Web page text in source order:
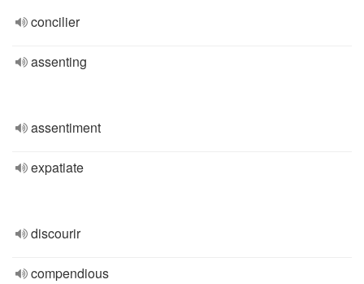
concilier
assenting
assentiment
expatiate
discourir
compendious